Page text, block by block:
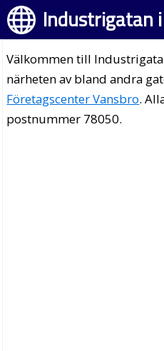
Industrigatan
Välkommen till
närheten av bland andra
Företagscenter Vansbro.
postnummer 78050.